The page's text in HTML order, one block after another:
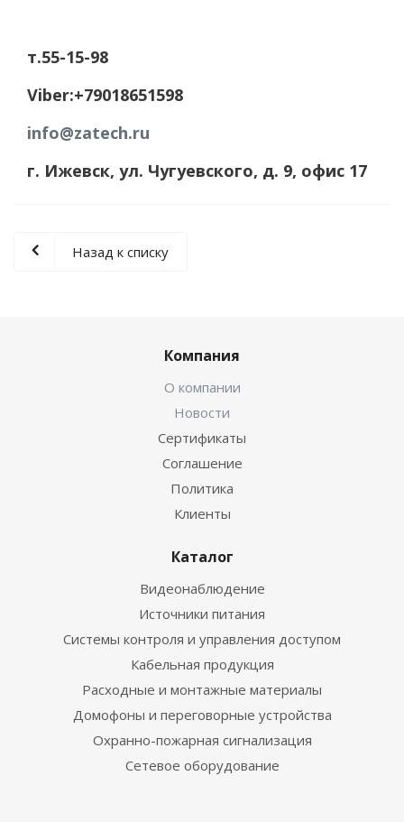
т.55-15-98
Viber:+79018651598
info@zatech.ru
г. Ижевск, ул. Чугуевского, д. 9, офис 17
Назад к списку
Компания
О компании
Новости
Сертификаты
Соглашение
Политика
Клиенты
Каталог
Видеонаблюдение
Источники питания
Системы контроля и управления доступом
Кабельная продукция
Расходные и монтажные материалы
Домофоны и переговорные устройства
Охранно-пожарная сигнализация
Сетевое оборудование